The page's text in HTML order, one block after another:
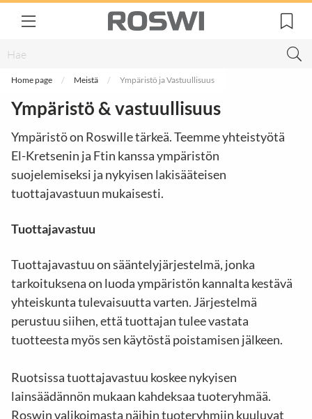
Home page Meistä Ympäristö ja Vastuullisuus
Ympäristö & vastuullisuus
Ympäristö on Roswille tärkeä. Teemme yhteistyötä
El-Kretsenin ja Ftin kanssa ympäristön
suojelemiseksi ja nykyisen lakisääteisen
tuottajavastuun mukaisesti.
Tuottajavastuu
Tuottajavastuu on sääntelyjärjestelmä, jonka
tarkoituksena on luoda ympäristön kannalta kestävä
yhteiskunta tulevaisuutta varten. Järjestelmä
perustuu siihen, että tuottajan tulee vastata
tuotteesta myös sen käytöstä poistamisen jälkeen.
Ruotsissa tuottajavastuu koskee nykyisen
lainsäädännön mukaan kahdeksaa tuoteryhmää.
Roswin valikoimasta näihin tuoteryhmiin kuuluvat